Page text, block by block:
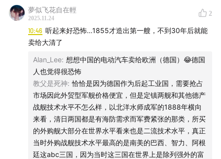
图四：阿道夫·门采尔的名作《轧钢车间》描绘了1870年代
初的德国工厂 ↑
夢似飞花自在輕
2025.11.24
2
10:46 听起来好恐怖…1855才造出第一艘，不到30年后就能
卖给大清了
Alan_Lee: 想想中国的电动汽车卖给欧洲（德国）😂德国
人也觉得很恐怖
教父是死神: 恰恰是因为德国作为后起工业国，需要抢占
市场因此外贸型军舰价格便宜，但是定镇两舰和其他德产
战舰技术水平不怎么样，以北洋水师成军的1888年横向
来看，清日两国都是有海防需求而军费紧张的那类，所买
的外购舰大部分在世界水平看来也是二流技术水平，真正
当时外购战舰技术水平最高的是南美的巴西、智力、阿根
廷这abc三国，因为当时这三国在世界上是除列强外的富